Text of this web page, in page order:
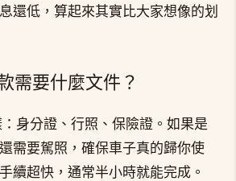
還低，算起來其實比大家想像的划
需要什麼文件？
身分證、行照、保險證。如果是
需要駕照，確保車子真的歸你使
續超快，通常半小時就能完成。